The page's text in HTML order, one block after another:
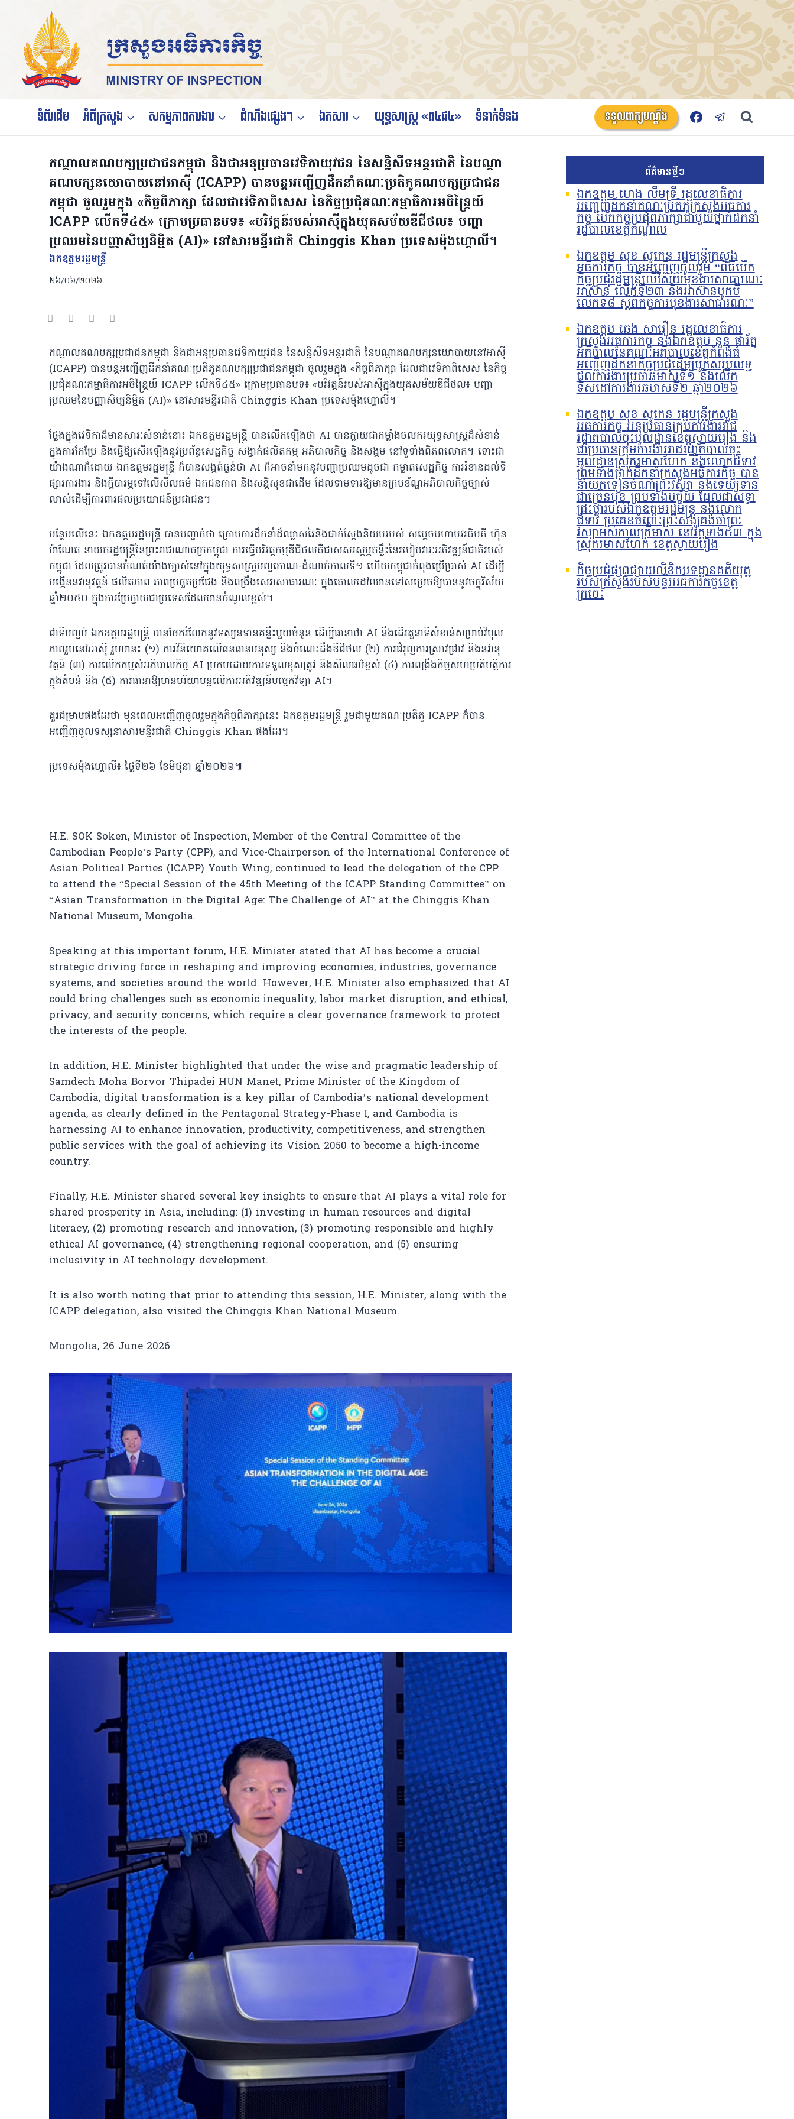
content
ទំព័រដើម អំពីក្រសួង សកម្មភាពការងារ ដំណឹងផ្សេងៗ ឯកសារ យុទ្ធសាស្ត្រ «ព៤ជ៤» ទំនាក់ទំនង ទទួលពាក្យបណ្តឹង
កណ្តាលគណបក្សប្រជាជនកម្ពុជា និងជាអនុប្រធានវេទិកាយុវជន នៃសន្និសីទអន្តរជាតិ នៃបណ្តា
គណបក្សនយោបាយនៅអាស៊ី (ICAPP) បានបន្តអញ្ជើញដឹកនាំគណៈប្រតិភូគណបក្សប្រជាជន
កម្ពុជា ចូលរួមក្នុង «កិច្ចពិភាក្សា ដែលជាវេទិកាពិសេស នៃកិច្ចប្រជុំគណៈកម្មាធិការអចិន្រ្តៃយ៍
ICAPP លើកទី៤៥» ក្រោមប្រធានបទ៖ «បរិវត្តន៍របស់អាស៊ីក្នុងយុគសម័យឌីជីថល៖ បញ្ហា
ប្រឈមនៃបញ្ញាសិប្បនិម្មិត (AI)» នៅសារមន្ទីរជាតិ Chinggis Khan ប្រទេសម៉ុងហ្គោលី។
ឯកឧត្ដមរដ្ឋមន្ត្រី
២៦/០៦/២០២៦
កណ្តាលគណបក្សប្រជាជនកម្ពុជា និងជាអនុប្រធានវេទិកាយុវជន នៃសន្និសីទអន្តរជាតិ នៃបណ្តាគណបក្សនយោបាយនៅអាស៊ី
(ICAPP) បានបន្តអញ្ជើញដឹកនាំគណៈប្រតិភូគណបក្សប្រជាជនកម្ពុជា ចូលរួមក្នុង «កិច្ចពិភាក្សា ដែលជាវេទិកាពិសេស នៃកិច្ច
ប្រជុំគណៈកម្មាធិការអចិន្រ្តៃយ៍ ICAPP លើកទី៤៥» ក្រោមប្រធានបទ៖ «បរិវត្តន៍របស់អាស៊ីក្នុងយុគសម័យឌីជីថល៖ បញ្ហា
ប្រឈមនៃបញ្ញាសិប្បនិម្មិត (AI)» នៅសារមន្ទីរជាតិ Chinggis Khan ប្រទេសម៉ុងហ្គោលី។
ថ្លែងក្នុងវេទិកាដ៏មានសារៈសំខាន់នោះ ឯកឧត្តមរដ្ឋមន្ត្រី បានលើកឡើងថា AI បានក្លាយជាកម្លាំងចលករយុទ្ធសាស្ត្រដ៏សំខាន់
ក្នុងការកែប្រែ និងធ្វើឱ្យសើរឡើងនូវប្រព័ន្ធសេដ្ឋកិច្ច សង្វាក់ផលិតកម្ម អភិបាលកិច្ច និងសង្គម នៅទូទាំងពិភពលោក។ ទោះជា
យ៉ាងណាក៏ដោយ ឯកឧត្តមរដ្ឋមន្រ្តី ក៏បានសង្កត់ធ្ងន់ថា AI ក៏អាចនាំមកនូវបញ្ហាប្រឈមដូចជា គម្លាតសេដ្ឋកិច្ច ការរំខានដល់ទី
ផ្សារការងារ និងក្តីបារម្ភទៅលើសីលធម៌ ឯកជនភាព និងសន្តិសុខជាដើម ដែលទាមទារឱ្យមានក្របខ័ណ្ឌអភិបាលកិច្ចច្បាស់
លាស់ដើម្បីការពារផលប្រយោជន៍ប្រជាជន។
បន្ថែមលើនេះ ឯកឧត្តមរដ្ឋមន្ត្រី បានបញ្ជាក់ថា ក្រោមការដឹកនាំដ៏ឈ្លាសវៃនិងជាក់ស្តែងនិយមរបស់ សម្តេចមហាបវរធិបតី ហ៊ុន
ម៉ាណែត នាយករដ្ឋមន្ត្រីនៃព្រះរាជាណាចក្រកម្ពុជា ការធ្វើបរិវត្តកម្មឌីជីថលគឺជាសសរស្តម្ភគន្លឹះនៃរបៀបវារៈអភិវឌ្ឍន៍ជាតិរបស់
កម្ពុជា ដែលត្រូវបានកំណត់យ៉ាងច្បាស់នៅក្នុងយុទ្ធសាស្ត្របញ្ចកោណ-ដំណាក់កាលទី១ ហើយកម្ពុជាកំពុងប្រើប្រាស់ AI ដើម្បី
បង្កើននវានុវត្តន៍ ផលិតភាព ភាពប្រកួតប្រជែង និងពង្រឹងសេវាសាធារណៈ ក្នុងគោលដៅឈានទៅសម្រេចឱ្យបាននូវចក្ខុវិស័យ
ឆ្នាំ២០៥០ ក្នុងការប្រែក្លាយជាប្រទេសដែលមានចំណូលខ្ពស់។
ជាទីបញ្ចប់ ឯកឧត្តមរដ្ឋមន្រ្តី បានចែករំលែកនូវទស្សនទានគន្លឹះមួយចំនួន ដើម្បីធានាថា AI នឹងដើរតួនាទីសំខាន់សម្រាប់វិបុល
ភាពរួមនៅអាស៊ី រួមមាន៖ (១) ការវិនិយោគលើធនធានមនុស្ស និងចំណេះដឹងឌីជីថល (២) ការជំរុញការស្រាវជ្រាវ និងនវានុ
វត្តន៍ (៣) ការលើកកម្ពស់អភិបាលកិច្ច AI ប្រកបដោយការទទួលខុសត្រូវ និងសីលធម៌ខ្ពស់ (៤) ការពង្រឹងកិច្ចសហប្រតិបត្តិការ
ក្នុងតំបន់ និង (៥) ការធានាឱ្យមានបរិយាបន្នលើការអភិវឌ្ឍន៍បច្ចេកវិទ្យា AI។
គួរជម្រាបផងដែរថា មុនពេលអញ្ជើញចូលរួមក្នុងកិច្ចពិភាក្សានេះ ឯកឧត្តមរដ្ឋមន្ត្រី រួមជាមួយគណៈប្រតិភូ ICAPP ក៏បាន
អញ្ជើញចូលទស្សនាសារមន្ទីរជាតិ Chinggis Khan ផងដែរ។
ប្រទេសម៉ុងហ្គោលី៖ ថ្ងៃទី២៦ ខែមិថុនា ឆ្នាំ២០២៦៕
—
H.E. SOK Soken, Minister of Inspection, Member of the Central Committee of the
Cambodian People’s Party (CPP), and Vice-Chairperson of the International Conference of
Asian Political Parties (ICAPP) Youth Wing, continued to lead the delegation of the CPP
to attend the “Special Session of the 45th Meeting of the ICAPP Standing Committee” on
“Asian Transformation in the Digital Age: The Challenge of AI” at the Chinggis Khan
National Museum, Mongolia.
Speaking at this important forum, H.E. Minister stated that AI has become a crucial
strategic driving force in reshaping and improving economies, industries, governance
systems, and societies around the world. However, H.E. Minister also emphasized that AI
could bring challenges such as economic inequality, labor market disruption, and ethical,
privacy, and security concerns, which require a clear governance framework to protect
the interests of the people.
In addition, H.E. Minister highlighted that under the wise and pragmatic leadership of
Samdech Moha Borvor Thipadei HUN Manet, Prime Minister of the Kingdom of
Cambodia, digital transformation is a key pillar of Cambodia’s national development
agenda, as clearly defined in the Pentagonal Strategy-Phase I, and Cambodia is
harnessing AI to enhance innovation, productivity, competitiveness, and strengthen
public services with the goal of achieving its Vision 2050 to become a high-income
country.
Finally, H.E. Minister shared several key insights to ensure that AI plays a vital role for
shared prosperity in Asia, including: (1) investing in human resources and digital
literacy, (2) promoting research and innovation, (3) promoting responsible and highly
ethical AI governance, (4) strengthening regional cooperation, and (5) ensuring
inclusivity in AI technology development.
It is also worth noting that prior to attending this session, H.E. Minister, along with the
ICAPP delegation, also visited the Chinggis Khan National Museum.
Mongolia, 26 June 2026
ព័ត៌មានថ្មីៗ
ឯកឧត្តម ហេង លឹមទ្រី រដ្ឋលេខាធិការ
អញ្ជើញដឹកនាំគណៈប្រតិភូក្រសួងអធិការ
កិច្ច បើកកិច្ចប្រជុំពិភាក្សាជាមួយថ្នាក់ដឹកនាំ
រដ្ឋបាលខេត្តកណ្តាល
ឯកឧត្តម សុខ សូកេន រដ្ឋមន្រ្តីក្រសួង
អធិការកិច្ច បានអញ្ជើញចូលរួម “ពិធីបើក
កិច្ចប្រជុំរដ្ឋមន្ត្រីលើវិស័យមុខងារសាធារណៈ
អាស៊ាន លើកទី២៣ និងអាស៊ានបូកបី
លើកទី៨ ស្តីពីកិច្ចការមុខងារសាធារណៈ”
ឯកឧត្តម ឆេង សារឿន រដ្ឋលេខាធិការ
ក្រសួងអធិការកិច្ច និងឯកឧត្តម នួន ផារ័ត្ន
អភិបាលនៃគណៈអភិបាលខេត្តកំពង់ធំ
អញ្ជើញដឹកនាំកិច្ចប្រជុំដើម្បីបូកសរុបលទ្ធ
ផលការងារប្រចាំឆមាសទី១ និងលើក
ទិសដៅការងារឆមាសទី២ ឆ្នាំ២០២៦
ឯកឧត្តម សុខ សូកេន រដ្ឋមន្រ្តីក្រសួង
អធិការកិច្ច អនុប្រធានក្រុមការងាររាជ
រដ្ឋាភិបាលចុះមូលដ្ឋានខេត្តស្វាយរៀង និង
ជាប្រធានក្រុមការងាររាជរដ្ឋាភិបាលចុះ
មូលដ្ឋានស្រុករមាសហែក និងលោកជំទាវ
ព្រមទាំងថ្នាក់ដឹកនាំក្រសួងអធិការកិច្ច បាន
នាំយកទៀនចំណាំព្រះវស្សា និងទេយ្យទាន
ជាច្រើនមុខ ព្រមទាំងបច្ច័យ ដែលជាសទ្ធា
ជ្រះថ្លារបស់ឯកឧត្តមរដ្ឋមន្រ្តី និងលោក
ជំទាវ ប្រគេនចំពោះព្រះសង្ឃគង់ចាំព្រះ
វស្សាអស់កាលត្រីមាស នៅវត្តទាំង៥៣ ក្នុង
ស្រុករមាសហែក ខេត្តស្វាយរៀង
កិច្ចប្រជុំផ្សព្វផ្សាយលិខិតបទដ្ឋានគតិយុត្ត
របស់ក្រសួងរបស់មន្ទីរអធិការកិច្ចខេត្ត
ក្រចេះ